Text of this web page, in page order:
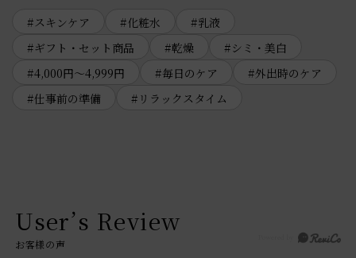
スキンケア 化粧水
乳液
ギフト・セット商品
乾燥
シミ・美白
4,000円～4,999円
毎日のケア
外出時のケア
仕事前の準備
リラックスタイム
User’s Review
お客様の声